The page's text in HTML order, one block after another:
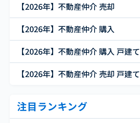
【2026年】不動産仲介 売却
【2026年】不動産仲介 購入
【2026年】不動産仲介 購入 戸建て
【2026年】不動産仲介 売却 戸建て
注目ランキング